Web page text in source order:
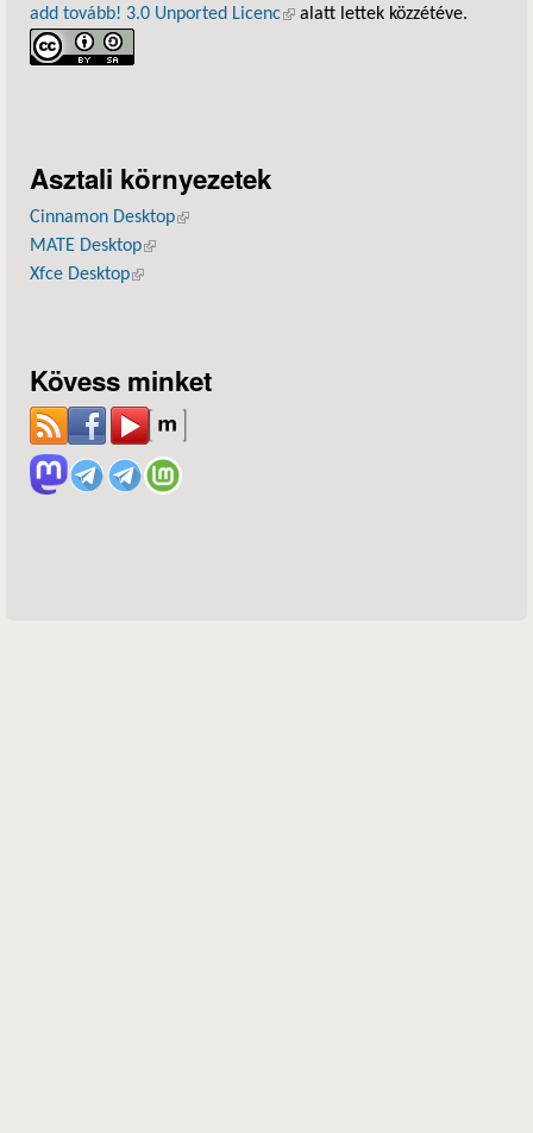
add tovább! 3.0 Unported Licenc(külső hivatkozás)
alatt lettek közzétéve.
Asztali környezetek
Cinnamon Desktop(külső hivatkozás)
MATE Desktop(külső hivatkozás)
Xfce Desktop(külső hivatkozás)
Kövess minket